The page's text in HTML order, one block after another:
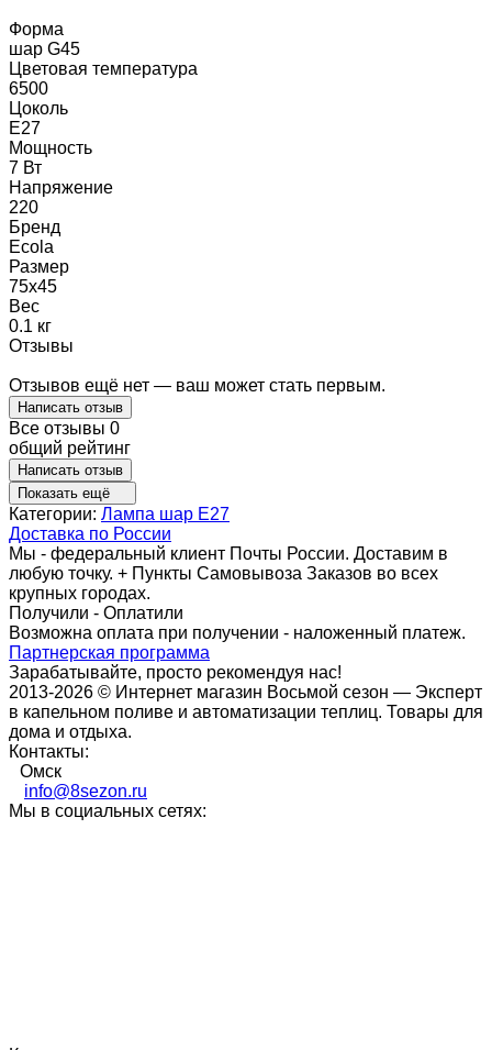
Форма
шар G45
Цветовая температура
6500
Цоколь
E27
Мощность
7 Вт
Напряжение
220
Бренд
Ecola
Размер
75x45
Вес
0.1 кг
Отзывы
Отзывов ещё нет — ваш может стать первым.
Написать отзыв
Все отзывы 0
общий рейтинг
Написать отзыв
Показать ещё
Категории: Лампа шар E27
Доставка по России
Мы - федеральный клиент Почты России. Доставим в
любую точку. + Пункты Самовывоза Заказов во всех
крупных городах.
Получили - Оплатили
Возможна оплата при получении - наложенный платеж.
Партнерская программа
Зарабатывайте, просто рекомендуя нас!
2013-2026 © Интернет магазин Восьмой сезон — Эксперт
в капельном поливе и автоматизации теплиц. Товары для
дома и отдыха.
Контакты:
Омск
info@8sezon.ru
Мы в социальных сетях: